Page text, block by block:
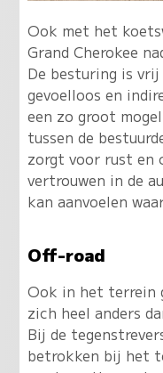
Ook met het
Grand Cherokee
De besturing is vrij
gevoelloos en
een zo groot
tussen de
zorgt voor rust en
vertrouwen in de
kan aanvoelen
Off-road
Ook in het terrein
zich heel anders
Bij de
betrokken bij het